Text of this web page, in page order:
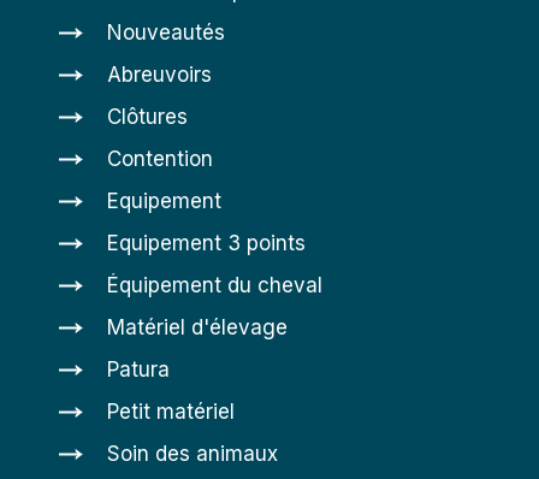
Nouveautés
Abreuvoirs
Clôtures
Contention
Equipement
Equipement 3 points
Équipement du cheval
Matériel d'élevage
Patura
Petit matériel
Soin des animaux